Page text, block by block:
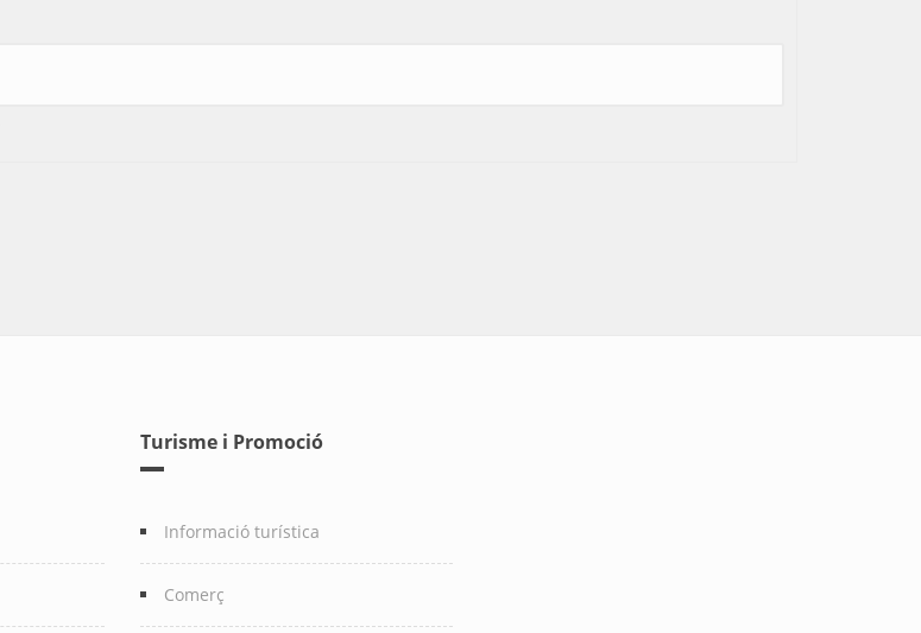
Turisme i Promoció
Informació turística
Comerç